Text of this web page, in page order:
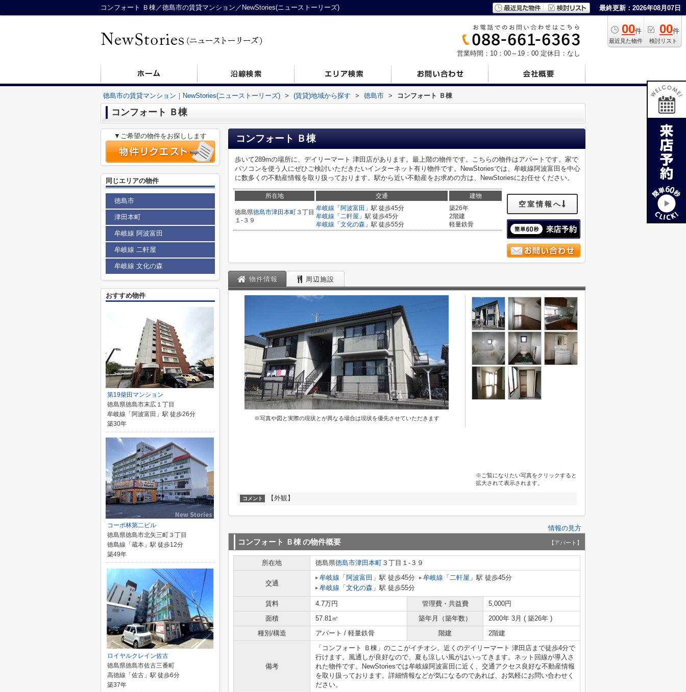
コンフォート Ｂ棟／徳島市の賃貸マンション／NewStories(ニューストーリーズ) 最終更新：2026年08月07日
00件
最近見た物件
00件
検討リスト
営業時間：10：00～19：00 定休日：なし
徳島市の賃貸マンション｜NewStories(ニューストーリーズ) > (賃貸)地域から探す > 徳島市 > コンフォート Ｂ棟
コンフォート Ｂ棟
コンフォート Ｂ棟
歩いて289mの場所に、デイリーマート 津田店があります。最上階の物件です。こちらの物件はアパートです。家で
パソコンを使う人にぜひご検討いただきたいインターネット有り物件です。NewStoriesでは、牟岐線阿波富田を中心
に数多くの不動産情報を取り扱っております。駅から近い不動産をお求めの方は、NewStoriesにお任せください。
所在地 交通 建物
徳島県徳島市津田本町 ３丁目
１-３９
牟岐線 「 阿波富田 」駅 徒歩45分
牟岐線 「 二軒屋 」駅 徒歩45分
牟岐線 「 文化の森 」駅 徒歩55分
築26年
2階建
軽量鉄骨
空室情報へ
物件情報 周辺施設
※写真や図と実際の現状とが異なる場合は現状を優先させていただきます
※ご覧になりたい写真をクリックすると
拡大されて表示されます。
コメント 【外観】
情報の見方
コンフォート Ｂ棟の物件概要 【アパート】
所在地 徳島県徳島市津田本町 ３丁目１-３９
交通
牟岐線 「 阿波富田 」駅 徒歩45分 牟岐線 「 二軒屋 」駅 徒歩45分
牟岐線 「 文化の森 」駅 徒歩55分
賃料 4.7万円 管理費・共益費
5,000円
面積
57.81㎡ 築年月（築年数）
2000年 3月 ( 築26年 )
種別/構造
アパート / 軽量鉄骨 階建 2階建
備考
「コンフォート Ｂ棟」のここがイチオシ。近くのデイリーマート 津田店まで徒歩4分で
行けます。風通しが良好なので、夏も涼しい風がはいってきます。ネット回線が導入さ
れた物件です。NewStoriesでは牟岐線阿波富田に近く、交通アクセス良好な不動産情報
を取り扱っております。詳細情報などが気になるのであれば、お気軽にお問い合わせく
ださい。
▼ご希望の物件をお探しします
同じエリアの物件
徳島市
津田本町
牟岐線 阿波富田
牟岐線 二軒屋
牟岐線 文化の森
おすすめ物件
第19柴田マンション
徳島県徳島市末広１丁目
牟岐線「阿波富田」駅 徒歩26分
築30年
コーポ林第二ビル
徳島県徳島市北矢三町３丁目
徳島線「蔵本」駅 徒歩12分
築49年
ロイヤルクレイン佐古
徳島県徳島市佐古三番町
高徳線「佐古」駅 徒歩6分
築37年